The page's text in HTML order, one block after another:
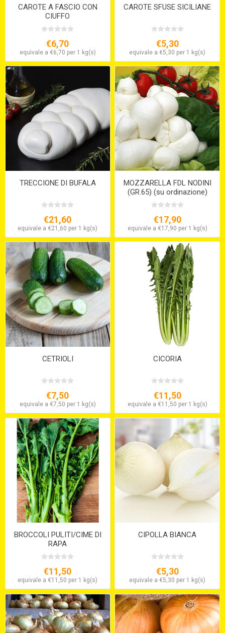
CAROTE A FASCIO CON
CIUFFO
€6,70
equivale a €6,70 per 1 kg(s)
CAROTE SFUSE SICILIANE
€5,30
equivale a €5,30 per 1 kg(s)
TRECCIONE DI BUFALA
€21,60
equivale a €21,60 per 1 kg(s)
MOZZARELLA FDL NODINI
(GR.65) (su ordinazione)
€17,90
equivale a €17,90 per 1 kg(s)
CETRIOLI
€7,50
equivale a €7,50 per 1 kg(s)
CICORIA
€11,50
equivale a €11,50 per 1 kg(s)
BROCCOLI PULITI/CIME DI
RAPA
€11,50
equivale a €11,50 per 1 kg(s)
CIPOLLA BIANCA
€5,30
equivale a €5,30 per 1 kg(s)